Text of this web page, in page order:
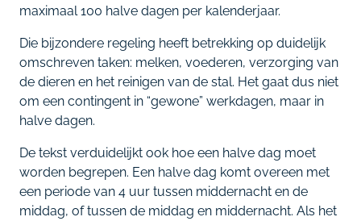
maximaal 100 halve dagen per kalenderjaar.
Die bijzondere regeling heeft betrekking op duidelijk
omschreven taken: melken, voederen, verzorging van
de dieren en het reinigen van de stal. Het gaat dus niet
om een contingent in “gewone” werkdagen, maar in
halve dagen.
De tekst verduidelijkt ook hoe een halve dag moet
worden begrepen. Een halve dag komt overeen met
een periode van 4 uur tussen middernacht en de
middag, of tussen de middag en middernacht. Als het